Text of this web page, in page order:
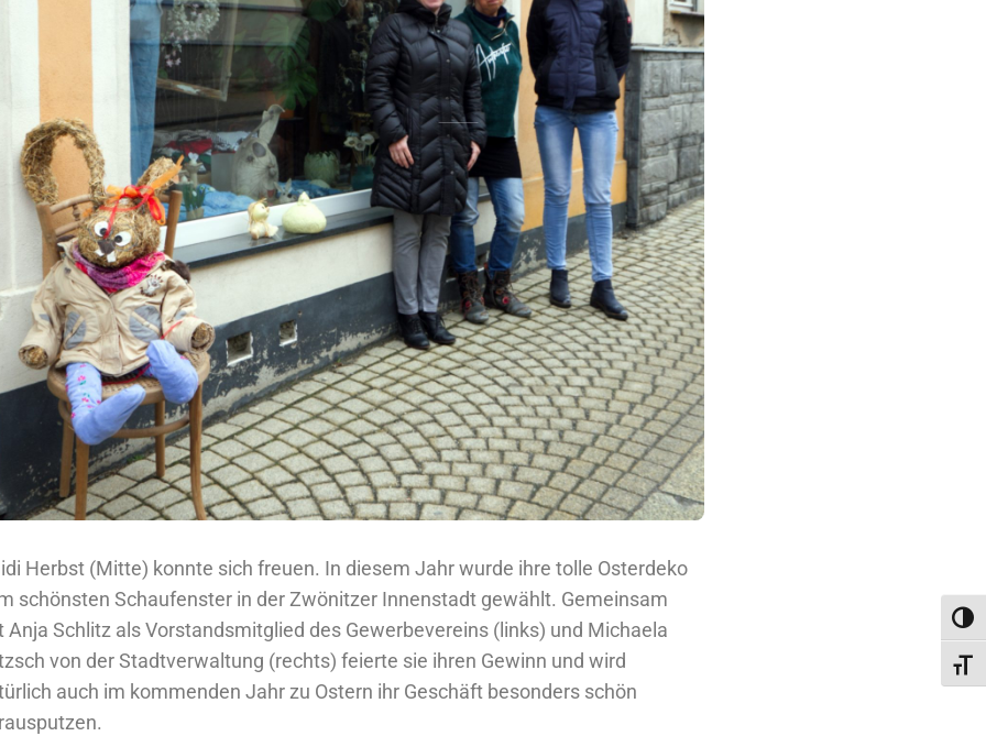
Herbst (Mitte) konnte sich freuen. In diesem Jahr wurde ihre tolle Osterdeko
schönsten Schaufenster in der Zwönitzer Innenstadt gewählt. Gemeinsam
Anja Schlitz als Vorstandsmitglied des Gewerbevereins (links) und Michaela
von der Stadtverwaltung (rechts) feierte sie ihren Gewinn und wird
auch im kommenden Jahr zu Ostern ihr Geschäft besonders schön